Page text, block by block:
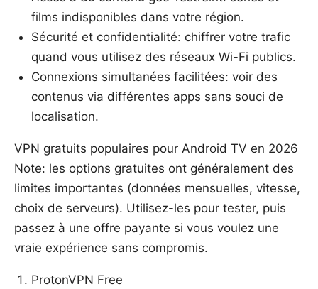
films indisponibles dans votre région.
Sécurité et confidentialité: chiffrer votre trafic
quand vous utilisez des réseaux Wi-Fi publics.
Connexions simultanées facilitées: voir des
contenus via différentes apps sans souci de
localisation.
VPN gratuits populaires pour Android TV en 2026
Note: les options gratuites ont généralement des
limites importantes (données mensuelles, vitesse,
choix de serveurs). Utilisez-les pour tester, puis
passez à une offre payante si vous voulez une
vraie expérience sans compromis.
ProtonVPN Free